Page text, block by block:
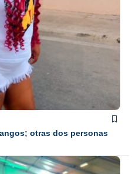
otras dos personas